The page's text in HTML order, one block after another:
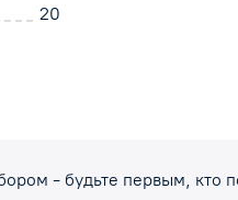
20
- будьте первым, кто